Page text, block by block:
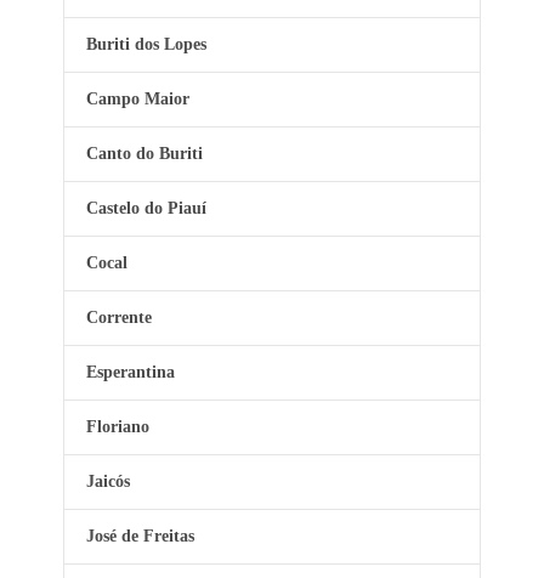
Buriti dos Lopes
Campo Maior
Canto do Buriti
Castelo do Piauí
Cocal
Corrente
Esperantina
Floriano
Jaicós
José de Freitas